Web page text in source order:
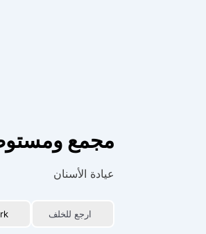
مجمع
عيادة الأسنان
ارجع للخلف